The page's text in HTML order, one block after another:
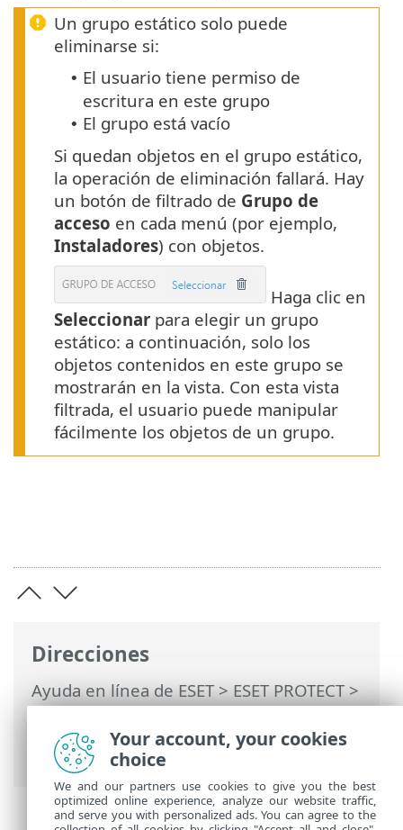
Direcciones
Ayuda en línea de ESET>ESET PROTECT>
Utilización de ESET PROTECT>ESET
PROTECT Menú principal >Ordenadores
Grupos > Grupos estáticos
Un grupo estático solo puede
eliminarse si:
• El usuario tiene permiso de
escritura en este grupo
• El grupo está vacío
Si quedan objetos en el grupo estático,
la operación de eliminación fallará. Hay
un botón de filtrado de Grupo de
acceso en cada menú (por ejemplo,
Instaladores) con objetos.
Haga clic en
Seleccionar para elegir un grupo
estático: a continuación, solo los
objetos contenidos en este grupo se
mostrarán en la vista. Con esta vista
filtrada, el usuario puede manipular
fácilmente los objetos de un grupo.
Your account, your cookies
choice
We and our partners use cookies to give you the best
optimized online experience, analyze our website traffic,
and serve you with personalized ads. You can agree to the